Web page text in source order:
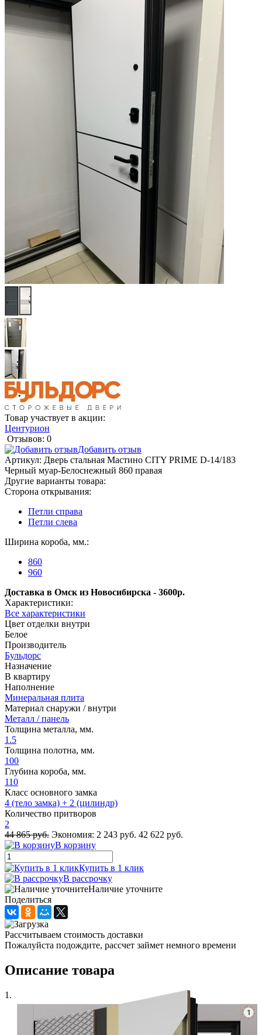
Товар участвует в акции:
Центурион
Отзывов: 0
Добавить отзыв
Артикул: Дверь стальная Мастино CITY PRIME D-14/183
Черный муар-Белоснежный 860 правая
Другие варианты товара:
Сторона открывания:
Петли справа
Петли слева
Ширина короба, мм.:
860
960
Доставка в Омск из Новосибирска - 3600р.
Характеристики:
Все характеристики
Цвет отделки внутри
Белое
Производитель
Бульдорс
Назначение
В квартиру
Наполнение
Минеральная плита
Материал снаружи / внутри
Металл / панель
Толщина металла, мм.
1.5
Толщина полотна, мм.
100
Глубина короба, мм.
110
Класс основного замка
4 (тело замка) + 2 (цилиндр)
Количество притворов
2
44 865 руб. Экономия: 2 243 руб. 42 622 руб.
В корзину
Купить в 1 клик
В рассрочку
Наличие уточните
Поделиться
Рассчитываем стоимость доставки
Пожалуйста подождите, рассчет займет немного времени
Описание товара
1.